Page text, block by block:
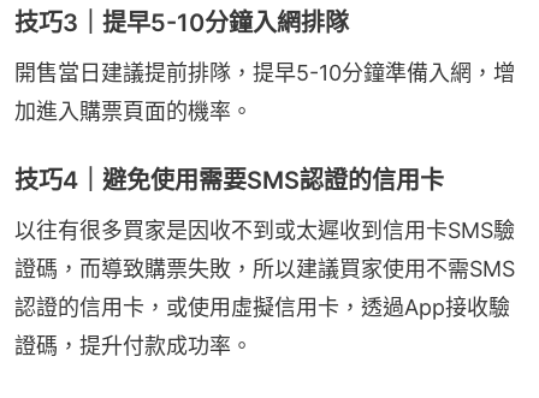
技巧3｜提早5-10分鐘入網排隊
開售當日建議提前排隊，提早5-10分鐘準備入網，增
加進入購票頁面的機率。
技巧4｜避免使用需要SMS認證的信用卡
以往有很多買家是因收不到或太遲收到信用卡SMS驗
證碼，而導致購票失敗，所以建議買家使用不需SMS
認證的信用卡，或使用虛擬信用卡，透過App接收驗
證碼，提升付款成功率。